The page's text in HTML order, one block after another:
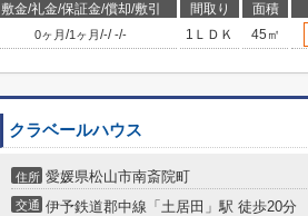
敷金/礼金/保証金/償却/敷引 間取り 面積
0ヶ月/1ヶ月/-/-/- 1ＬＤＫ 45㎡
クラベールハウス
住所 愛媛県松山市南斎院町
交通 伊予鉄道郡中線「土居田」駅 徒歩20分